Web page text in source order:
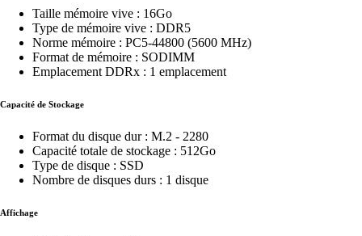
Taille mémoire vive : 16Go
Type de mémoire vive : DDR5
Norme mémoire : PC5-44800 (5600 MHz)
Format de mémoire : SODIMM
Emplacement DDRx : 1 emplacement
Capacité de Stockage
Format du disque dur : M.2 - 2280
Capacité totale de stockage : 512Go
Type de disque : SSD
Nombre de disques durs : 1 disque
Affichage